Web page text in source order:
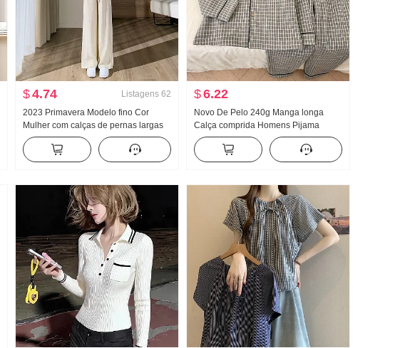
$4.74 Listagens 62
2023 Primavera Modelo fino Cor
Mulher com calças de pernas largas
Fluida Sentido Solto Versátil Efeito
emagrecedor Arrastar no chão Calças
ins Estudante Calça casual
$6.22
Novo De Pelo 240g Manga longa
Calça comprida Homens Pijama
Primavera e outono Inverno Cardigã
Gola Polo Roupas para casa l-3xl